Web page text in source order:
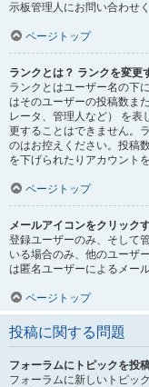
示板管理人にお問い合わせく
ページトップ
ランクとは？ ランクを変更
ランクとはユーザー名の下
はそのユーザーの投稿数ま
レータ、管理人など） を表
更することはできません。
のはお控えください。投稿
を下げられたりアカウント
ページトップ
メールアイコンをクリック
登録ユーザーのみ、そして
いる場合のみ、他のユーザ
は匿名ユーザーによるメー
ページトップ
投稿に関する問題
フォーラムにトピックを投
フォーラムに新しいトピッ